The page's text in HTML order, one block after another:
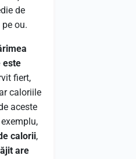
de
ou.
este
fiert,
caloriile
aceste
calorii,
are